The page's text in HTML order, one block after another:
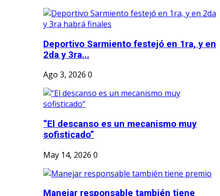
Deportivo Sarmiento festejó en 1ra, y en
2da y 3ra...
Ago 3, 2026 0
“El descanso es un mecanismo muy
sofisticado”
May 14, 2026 0
Manejar responsable también tiene